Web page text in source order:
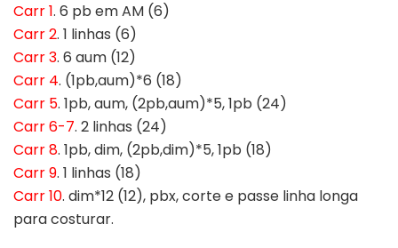
Carr 1. 6 pb em AM (6)
Carr 2. 1 linhas (6)
Carr 3. 6 aum (12)
Carr 4. (1pb,aum)*6 (18)
Carr 5. 1pb, aum, (2pb,aum)*5, 1pb (24)
Carr 6-7. 2 linhas (24)
Carr 8. 1pb, dim, (2pb,dim)*5, 1pb (18)
Carr 9. 1 linhas (18)
Carr 10. dim*12 (12), pbx, corte e passe linha longa
para costurar.